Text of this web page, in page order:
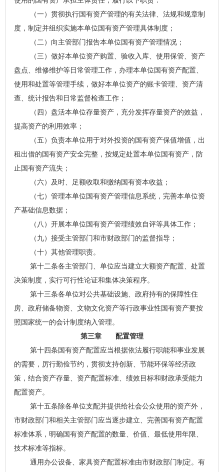
（一）贯彻执行国有资产管理的有关法律、法规和规章制
度，制定并组织实施本单位国有资产管理具体制度；
（二）向主管部门报告本单位国有资产管理情况；
（三）做好本单位资产购置、验收入库、使用保管、资产
盘点、维修维护等日常管理工作，办理本单位国有资产配置、
使用和处置等管理手续，做好本单位资产的账卡管理、资产清
查、统计报告和日常监督检查工作；
（四）盘活本单位存量资产，充分发挥存量资产的效益，
提高资产的利用效率；
（五）负责本单位用于对外投资的国有资产保值增值，出
租出借的国有资产安全完整，按规定处置本单位国有资产，防
止国有资产流失；
（六）及时、足额收取和缴纳国有资本收益；
（七）管理本单位国有资产管理信息系统，完善本单位资
产基础信息数据；
（八）开展本单位国有资产管理绩效自评等具体工作；
（九）接受主管部门和市财政部门的监督指导；
（十）其他管理职责。
第十二条各主管部门、单位应当建立大额资产配置、处置
决策制度，实行可行性论证和集体决策程序。
第十三条各单位对公共基础设施、政府持有的保障性住
房、政府储备物资、文物文化资产等行政事业性国有资产要按
照国家统一的会计制度纳入管理。
第三章 配置管理
第十四条国有资产配置应当根据依法履行职能和事业发展
的需要，厉行勤俭节约，贯彻支持创新、节能环保等经济政
策，结合资产存量、资产配置标准、绩效目标和财政承受能力
配置资产。
第十五条除各单位支配并提供给社会公众使用的资产外，
市财政部门和相关主管部门应当逐步建立、完善国有资产配置
标准体系，明确国有资产配置的数量、价值、最低使用年限、
技术标准等指标。
通用办公设备、家具资产配置标准由市财政部门制定。有